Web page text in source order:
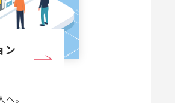
ン
。